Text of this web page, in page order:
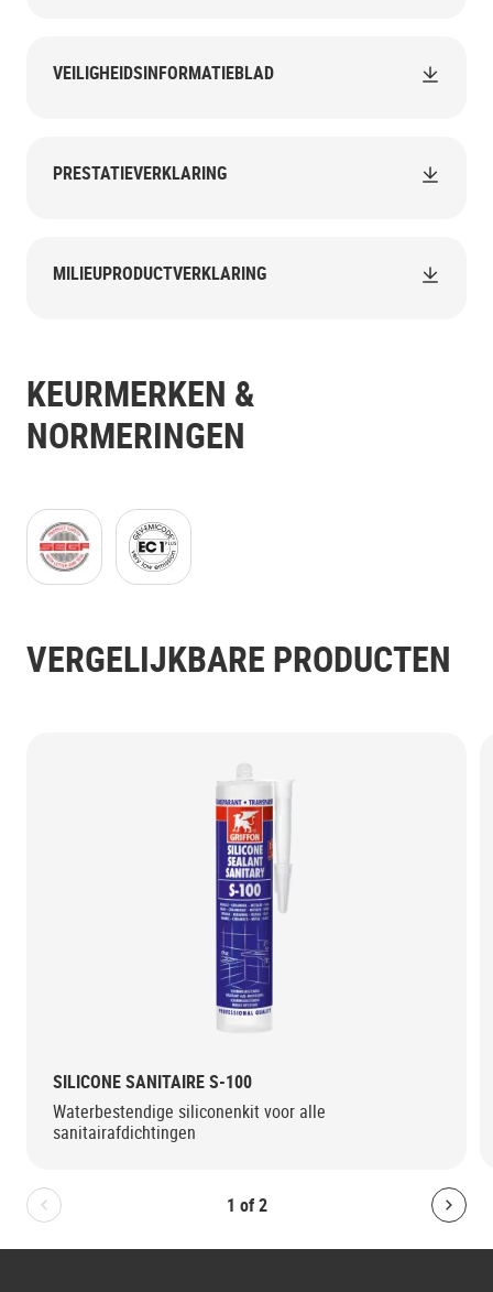
VEILIGHEIDSINFORMATIEBLAD
PRESTATIEVERKLARING
MILIEUPRODUCTVERKLARING
KEURMERKEN &
NORMERINGEN
ISEGA logo EN_300dpi_47x43mm_C_NR-
EMICODE_EC1plus_(GB)_black_JPG.jpg
VERGELIJKBARE PRODUCTEN
1 of 2
Bolton.General.PreviousSlide
SILICONE SANITAIRE S-100
Waterbestendige siliconenkit voor alle
sanitairafdichtingen